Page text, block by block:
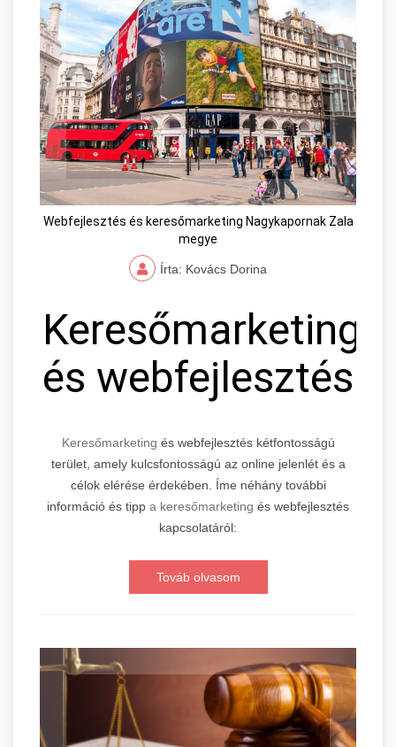
Webfejlesztés és keresőmarketing Nagykapornak Zala
megye
Írta: Kovács Dorina
Keresőmarketing
és webfejlesztés
Keresőmarketing és webfejlesztés kétfontosságú
terület, amely kulcsfontosságú az online jelenlét és a
célok elérése érdekében. Íme néhány további
információ és tipp a keresőmarketing és webfejlesztés
kapcsolatáról:
Továb olvasom